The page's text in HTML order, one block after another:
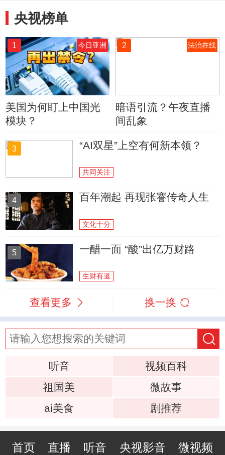
央视榜单
1 今日亚洲
美国为何盯上中国光
模块？
2 法治在线
暗语引流？午夜直播
间乱象
3 “AI双星”上空有何新本领？
共同关注
4 百年潮起 再现张謇传奇人生
文化十分
5 一醋一面 “酸”出亿万财路
生财有道
查看更多 换一换
听音
视频百科
祖国美
微故事
ai美食
剧推荐
首页 直播 听音 央视影音 微视频